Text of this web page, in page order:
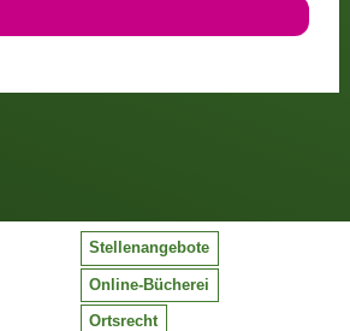
Stellenangebote
Online-Bücherei
Ortsrecht